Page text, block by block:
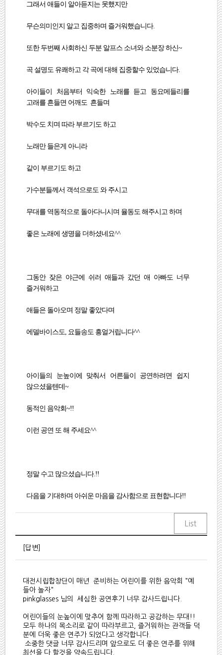
그래서 애들이 알아듣지는 못했지만
무슨의미인지 알고 집중하며 즐거워했습니다.
또한 두번째 사회하신 두분 알프스 소녀와 소분장 하신~
곡 설명도 유쾌하고 각 곡에 대해 집중할수 있었습니다.
아이들이 처음부터 익숙한 노래를 듣고 동요메들리를
고래를 흔들면 어깨도 흔들며
박수도 치며 따라 부르기도 하고
노래만 들은게 아니라
같이 부르기도 하고
가수분들께서 객석으로도 와 주시고
무대를 역동적으로 돌아다니시며 율동도 해주시고 하며
좋은 노래에 생명을 더하셨네요^^
그동안 잦은 야근에 쉬러 애들과 갔던 애 아빠도 너무
즐거워하고
애들은 돌아오며 정말 좋았다며
에델바이스도, 요들송도 흥얼거립니다^^
아이들의 눈높이에 맞춰서 어른들이 공연하려면 쉽지
않으셨을텐데~
동적인 음악회~!!
이런 공연 또 해 주세요^^
정말 수고 많으셨습니다.!!
다음을 기대하며 아쉬운 마음을 감사함으로 표현합니다!!
[답변]
대전시립합창단이 매년 준비하는 어린이를 위한 음악회 "예
들아 놀자"
pinkglasses 님의 세심한 공연후기 너무 감사드립니다.
어린이들의 눈높이에 맞추어 함께 따라하고 공감하는 무대!!
모두 하나의 목소리로 같이 따라부르고, 즐거워하는 관객들 덕
분에 더욱 좋은 연주가 되었다고 생각합니다.
소중한 댓글 너무 감사드리며 앞으로도 더 좋은 연주를 위해
최선을 다 할것을 약속드립니다.